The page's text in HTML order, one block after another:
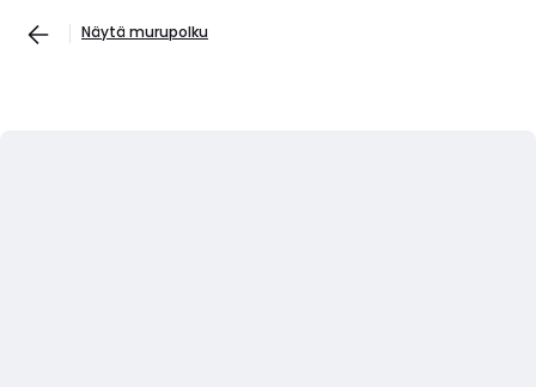
Näytä murupolku